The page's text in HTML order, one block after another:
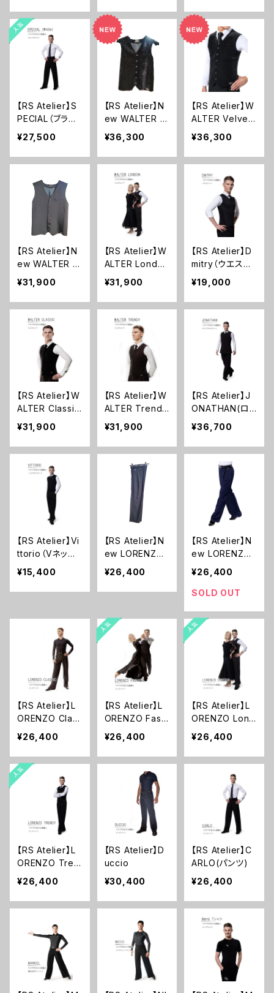
【RS Atelier】S
PECIAL（ブラッ
ク or ホワイト）
(シャツ)
¥27,500
【RS Atelier】N
ew WALTER V
elvet(Black )
(ウエストコート)
¥36,300
【RS Atelier】W
ALTER Velvet
(Black )(ウエス
トコート)
¥36,300
【RS Atelier】N
ew WALTER Cl
assic(Black)
(ウエストコート)
¥31,900
【RS Atelier】W
ALTER London
(Gray Stripe G
ray)(ウエストコ
ート)
¥31,900
【RS Atelier】D
mitry（ウエスト
コート・トップ
¥19,000
【RS Atelier】W
ALTER Classic
(Black)(ウエス
トコート)
¥31,900
【RS Atelier】W
ALTER Trendy
(Black Stripe
Black)(ウエスト
コート)
¥31,900
【RS Atelier】J
ONATHAN(ロ
ングウエストコ
ート)
¥36,700
【RS Atelier】Vi
ttorio（Vネック
ニットウエストコ
ート）
¥15,400
【RS Atelier】N
ew LORENZO
Classic(Black)
¥26,400
【RS Atelier】N
ew LORENZO
Classic(Blue)
¥26,400
SOLD OUT
【RS Atelier】L
ORENZO Class
ic(Black)
¥26,400
【RS Atelier】L
ORENZO Fashi
on(Black & W
hite Stripe )
¥26,400
【RS Atelier】L
ORENZO Lond
on(Grey Strip
e Grey)
¥26,400
【RS Atelier】L
ORENZO Tren
dy(Black Strip
e Black)
¥26,400
【RS Atelier】D
uccio
¥30,400
【RS Atelier】C
ARLO(パンツ)
¥26,400